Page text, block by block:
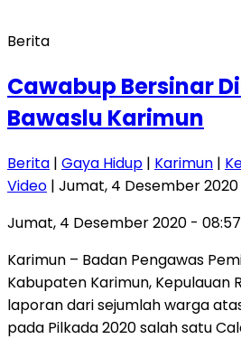
Berita
Cawabup Bersinar
Bawaslu Karimun
Berita | Gaya Hidup | Karimun |
Video | Jumat, 4 Desember 2020
Jumat, 4 Desember 2020 - 08:57
Karimun – Badan Pengawas
Kabupaten Karimun, Kepulauan
laporan dari sejumlah warga
pada Pilkada 2020 salah satu